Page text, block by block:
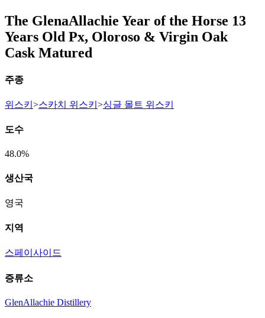
The GlenaAllachie Year of the Horse 13
Years Old Px, Oloroso & Virgin Oak
Cask Matured
주종
위스키 >스카치 위스키 >싱글 몰트 위스키
도수
48.0%
생산국
영국
지역
스페이사이드
증류소
GlenAllachie Distillery